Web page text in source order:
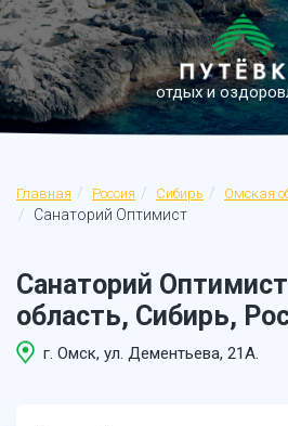
отдых и
Главная Россия Сибирь Омская
Санаторий Оптимист
Санаторий
область, Сибирь,
г. Омск, ул. Дементьева, 21А.